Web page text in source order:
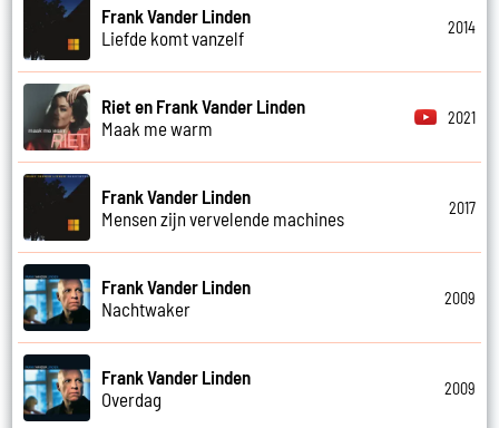
Frank Vander Linden
Liefde komt vanzelf
2014
Riet en Frank Vander Linden
Maak me warm
2021
Frank Vander Linden
Mensen zijn vervelende machines
2017
Frank Vander Linden
Nachtwaker
2009
Frank Vander Linden
Overdag
2009